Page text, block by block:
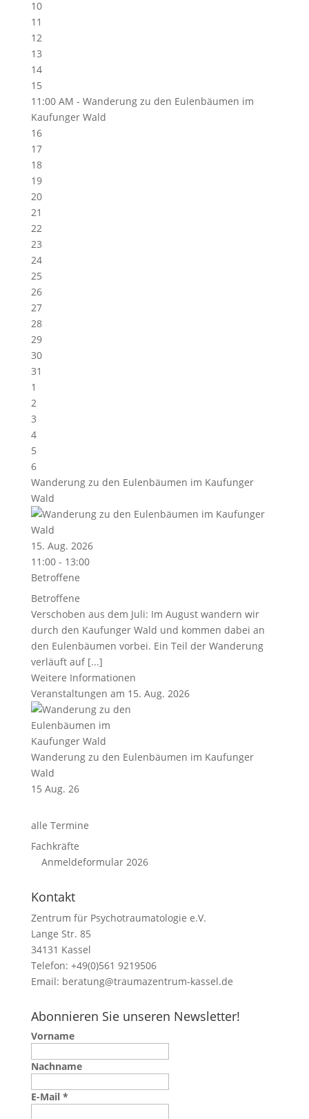
10
11
12
13
14
15
11:00 AM - Wanderung zu den Eulenbäumen im
Kaufunger Wald
16
17
18
19
20
21
22
23
24
25
26
27
28
29
30
31
1
2
3
4
5
6
Wanderung zu den Eulenbäumen im Kaufunger
Wald
15. Aug. 2026
11:00 - 13:00
Betroffene
Betroffene
Verschoben aus dem Juli: Im August wandern wir
durch den Kaufunger Wald und kommen dabei an
den Eulenbäumen vorbei. Ein Teil der Wanderung
verläuft auf [...]
Weitere Informationen
Veranstaltungen am 15. Aug. 2026
Wanderung zu den Eulenbäumen im Kaufunger
Wald
15 Aug. 26
alle Termine
Fachkräfte
Anmeldeformular 2026
Kontakt
Zentrum für Psychotraumatologie e.V.
Lange Str. 85
34131 Kassel
Telefon: +49(0)561 9219506
Email: beratung@traumazentrum-kassel.de
Abonnieren Sie unseren Newsletter!
Vorname
Nachname
E-Mail *